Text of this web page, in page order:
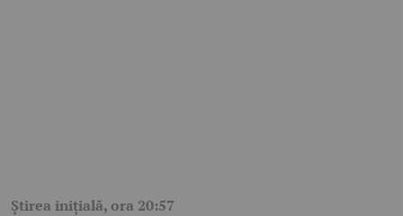
Știrea inițială, ora 20:57